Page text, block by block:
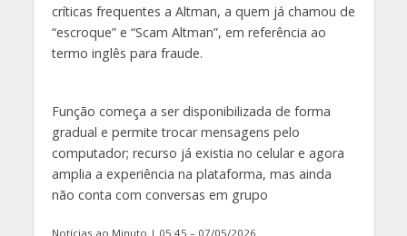
críticas frequentes a Altman, a quem já chamou de
“escroque” e “Scam Altman”, em referência ao
termo inglês para fraude.
Função começa a ser disponibilizada de forma
gradual e permite trocar mensagens pelo
computador; recurso já existia no celular e agora
amplia a experiência na plataforma, mas ainda
não conta com conversas em grupo
Notícias ao Minuto | 05:45 – 07/05/2026